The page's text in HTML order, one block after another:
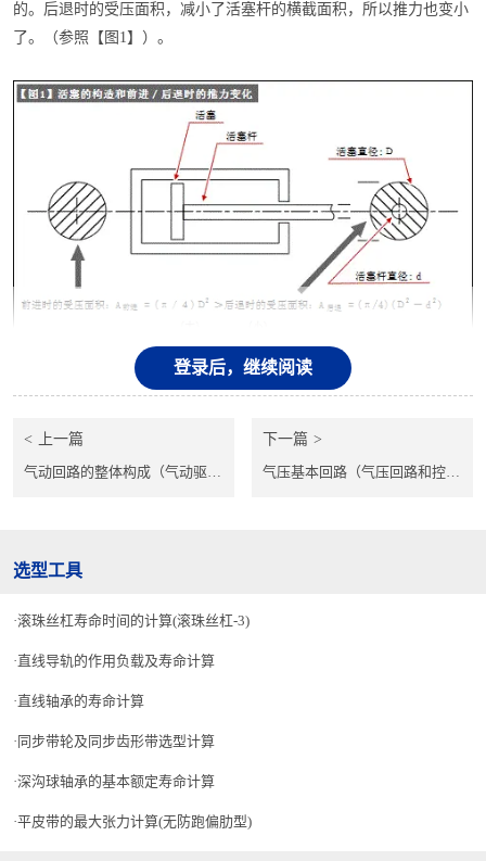
的。后退时的受压面积，减小了活塞杆的横截面积，所以推力也变小
了。（参照【图1】）。
由于前进时和后退时受压面积的不同产生的压力差通过节流阀调整
来弥补。在往复运动时前进和后退的动作状态差异较小的时候，节流
（参考【图2】）
登录后，继续阅读
上一篇
气动回路的整体构成（气动驱动器和周边技术-３）
下一篇
气压基本回路（气压回路和控制技术基础-1）
选型工具
滚珠丝杠寿命时间的计算(滚珠丝杠-3)
直线导轨的作用负载及寿命计算
直线轴承的寿命计算
同步带轮及同步齿形带选型计算
深沟球轴承的基本额定寿命计算
平皮带的最大张力计算(无防跑偏肋型)